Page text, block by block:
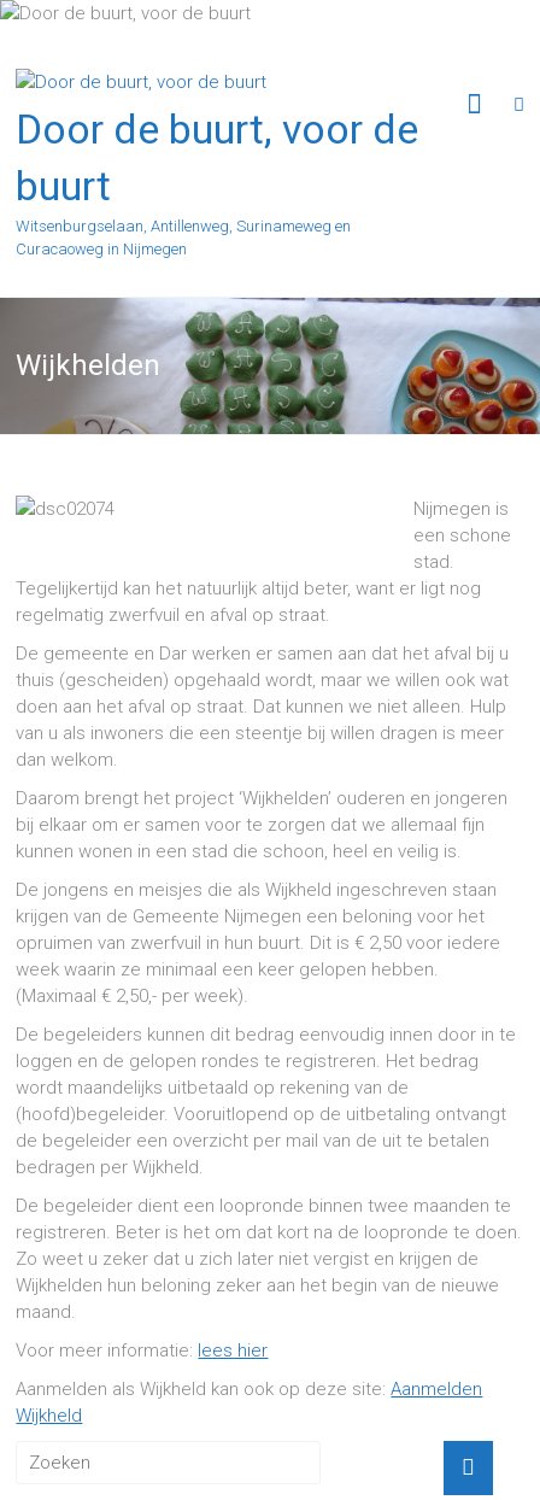
Ga
de
inhoud
Door de buurt, voor de
buurt
Witsenburgselaan, Antillenweg, Surinameweg en
Curacaoweg in Nijmegen
Wijkhelden
Nijmegen is
een schone
stad.
Tegelijkertijd kan het natuurlijk altijd beter, want er ligt nog
regelmatig zwerfvuil en afval op straat.
De gemeente en Dar werken er samen aan dat het afval bij u
thuis (gescheiden) opgehaald wordt, maar we willen ook wat
doen aan het afval op straat. Dat kunnen we niet alleen. Hulp
van u als inwoners die een steentje bij willen dragen is meer
dan welkom.
Daarom brengt het project ‘Wijkhelden’ ouderen en jongeren
bij elkaar om er samen voor te zorgen dat we allemaal fijn
kunnen wonen in een stad die schoon, heel en veilig is.
De jongens en meisjes die als Wijkheld ingeschreven staan
krijgen van de Gemeente Nijmegen een beloning voor het
opruimen van zwerfvuil in hun buurt. Dit is € 2,50 voor iedere
week waarin ze minimaal een keer gelopen hebben.
(Maximaal € 2,50,- per week).
De begeleiders kunnen dit bedrag eenvoudig innen door in te
loggen en de gelopen rondes te registreren. Het bedrag
wordt maandelijks uitbetaald op rekening van de
(hoofd)begeleider. Vooruitlopend op de uitbetaling ontvangt
de begeleider een overzicht per mail van de uit te betalen
bedragen per Wijkheld.
De begeleider dient een loopronde binnen twee maanden te
registreren. Beter is het om dat kort na de loopronde te doen.
Zo weet u zeker dat u zich later niet vergist en krijgen de
Wijkhelden hun beloning zeker aan het begin van de nieuwe
maand.
Voor meer informatie: lees hier
Aanmelden als Wijkheld kan ook op deze site:Aanmelden
Wijkheld